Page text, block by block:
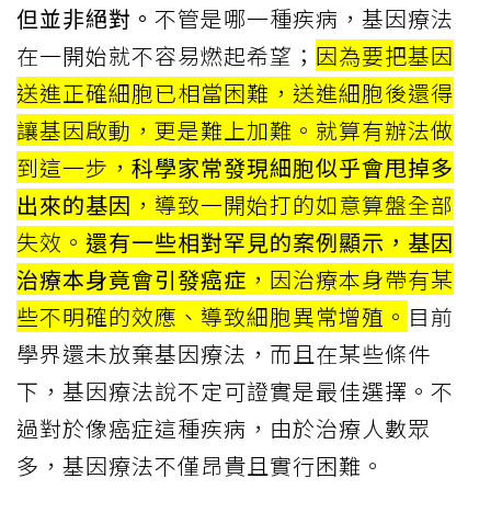
但並非絕對。 不管是哪一種疾病，基因療法
在一開始就不容易燃起希望； 因為要把基因
送進正確細胞已相當困難，送進細胞後還得
讓基因啟動，更是難上加難。就算有辦法做
到這一步， 科學家常發現細胞似乎會甩掉多
出來的基因 ，導致一開始打的如意算盤全部
失效。 還有一些相對罕見的案例顯示，基因
治療本身竟會引發癌症 ，因治療本身帶有某
些不明確的效應、導致細胞異常增殖。 目前
學界還未放棄基因療法，而且在某些條件
下，基因療法說不定可證實是最佳選擇。不
過對於像癌症這種疾病，由於治療人數眾
多，基因療法不僅昂貴且實行困難。